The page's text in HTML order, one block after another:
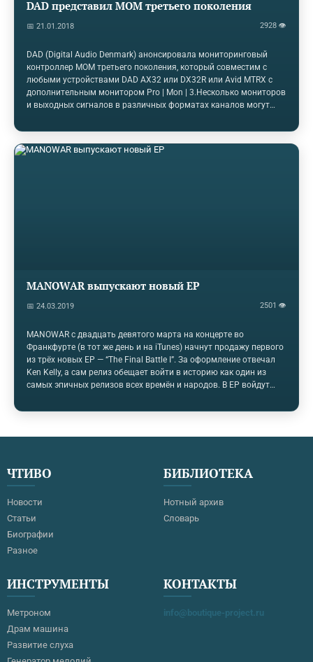
DAD представил MOM третьего поколения
📅 21.01.2018 2928 👁
DAD (Digital Audio Denmark) анонсировала мониторинговый
контроллер MOM третьего поколения, который совместим с
любыми устройствами DAD AX32 или DX32R или Avid MTRX с
дополнительным монитором Pro | Mon | 3.Несколько мониторов
и выходных сигналов в различных форматах каналов могут
нескольких аппаратных MOM.Устройство обеспечивает
индивидуальную функциональность микширования и
выделенное микширование монитора, настраиваемые
MANOWAR выпускают новый ЕР
📅 24.03.2019 2501 👁
MANOWAR с двадцать девятого марта на концерте во
Франкфурте (в тот же день и на iTunes) начнут продажу первого
из трёх новых ЕР — “The Final Battle I”. За оформление отвечал
Ken Kelly, а сам релиз обещает войти в историю как один из
самых эпичных релизов всех времён и народов. В ЕР войдут
невероятной энергетикой поклонников коллектива. Вся музыка
VALHALLA STUDIOS, используя всю имеющуюся мощь
песен единовременно, это было бы слишком! Мы хотим дать
нашим…
ЧТИВО
Новости
Статьи
Биографии
Разное
БИБЛИОТЕКА
Нотный архив
Словарь
ИНСТРУМЕНТЫ
Метроном
Драм машина
Развитие слуха
КОНТАКТЫ
info@boutique-project.ru